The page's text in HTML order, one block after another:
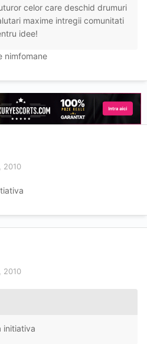
celor care deschid drumuri
maxime intregii comunitati
idee!
nimfomane
2010
2010
initiativa